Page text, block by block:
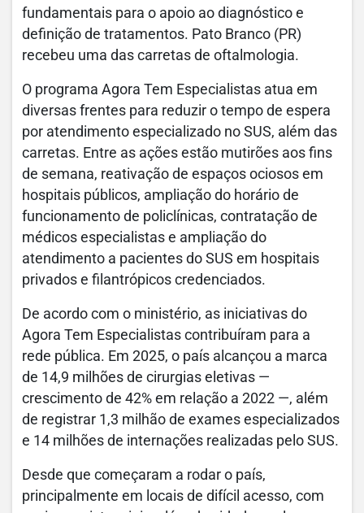
fundamentais para o apoio ao diagnóstico e
definição de tratamentos. Pato Branco (PR)
recebeu uma das carretas de oftalmologia.
O programa Agora Tem Especialistas atua em
diversas frentes para reduzir o tempo de espera
por atendimento especializado no SUS, além das
carretas. Entre as ações estão mutirões aos fins
de semana, reativação de espaços ociosos em
hospitais públicos, ampliação do horário de
funcionamento de policlínicas, contratação de
médicos especialistas e ampliação do
atendimento a pacientes do SUS em hospitais
privados e filantrópicos credenciados.
De acordo com o ministério, as iniciativas do
Agora Tem Especialistas contribuíram para a
rede pública. Em 2025, o país alcançou a marca
de 14,9 milhões de cirurgias eletivas —
crescimento de 42% em relação a 2022 —, além
de registrar 1,3 milhão de exames especializados
e 14 milhões de internações realizadas pelo SUS.
Desde que começaram a rodar o país,
principalmente em locais de difícil acesso, com